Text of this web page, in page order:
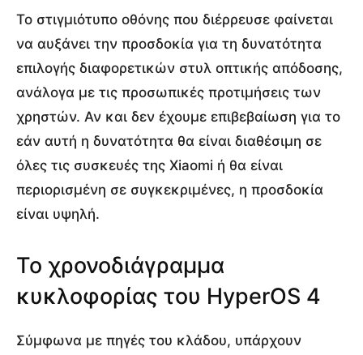
Το στιγμιότυπο οθόνης που διέρρευσε φαίνεται
να αυξάνει την προσδοκία για τη δυνατότητα
επιλογής διαφορετικών στυλ οπτικής απόδοσης,
ανάλογα με τις προσωπικές προτιμήσεις των
χρηστών. Αν και δεν έχουμε επιβεβαίωση για το
εάν αυτή η δυνατότητα θα είναι διαθέσιμη σε
όλες τις συσκευές της Xiaomi ή θα είναι
περιορισμένη σε συγκεκριμένες, η προσδοκία
είναι υψηλή.
Το χρονοδιάγραμμα
κυκλοφορίας του HyperOS 4
Σύμφωνα με πηγές του κλάδου, υπάρχουν